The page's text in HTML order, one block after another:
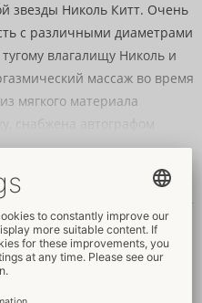
звезды Николь Китт. Очень
с различными диаметрами
влагалищу Николь и
массаж во время
мягкого материала
снабжена автографом
снимается с
25 см, внутренний Ø узкий и